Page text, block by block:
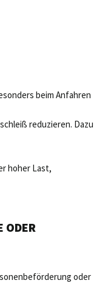
beim Anfahren
reduzieren. Dazu
hoher Last,
ODER
oder